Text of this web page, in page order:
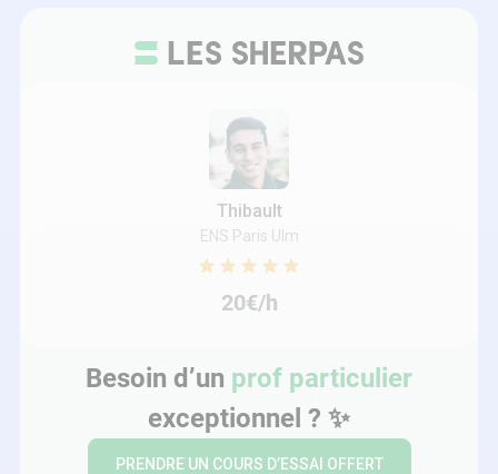
Thibault
ENS Paris Ulm
20€/h
Besoin d’un prof particulier
exceptionnel ? ✨
PRENDRE UN COURS D’ESSAI OFFERT